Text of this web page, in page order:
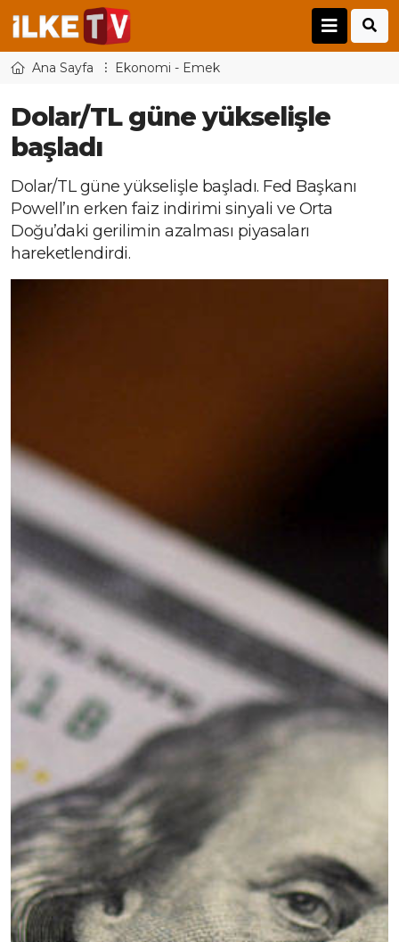
Ana Sayfa Ekonomi - Emek
Dolar/TL güne yükselişle
başladı
Dolar/TL güne yükselişle başladı. Fed Başkanı
Powell’ın erken faiz indirimi sinyali ve Orta
Doğu’daki gerilimin azalması piyasaları
hareketlendirdi.